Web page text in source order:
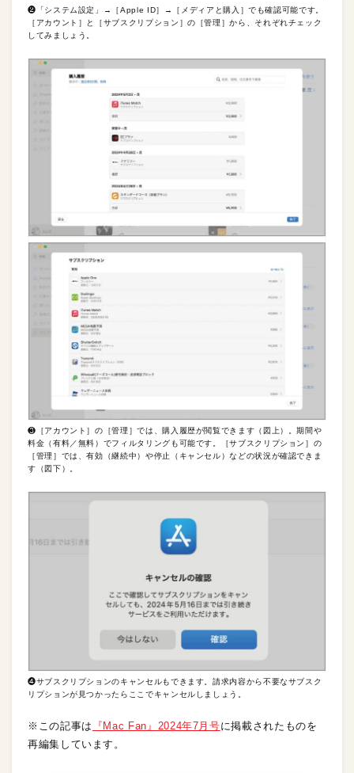
❷「システム設定」→［Apple ID］→［メディアと購入］でも確認可能です。
［アカウント］と［サブスクリプション］の［管理］から、それぞれチェック
してみましょう。
❸［アカウント］の［管理］では、購入履歴が閲覧できます（図上）。期間や
料金（有料／無料）でフィルタリングも可能です。［サブスクリプション］の
［管理］では、有効（継続中）や停止（キャンセル）などの状況が確認できま
す（図下）。
❹サブスクリプションのキャンセルもできます。請求内容から不要なサブスク
リプションが見つかったらここでキャンセルしましょう。
※この記事は 『Mac Fan』2024年7月号に掲載されたものを
再編集しています。